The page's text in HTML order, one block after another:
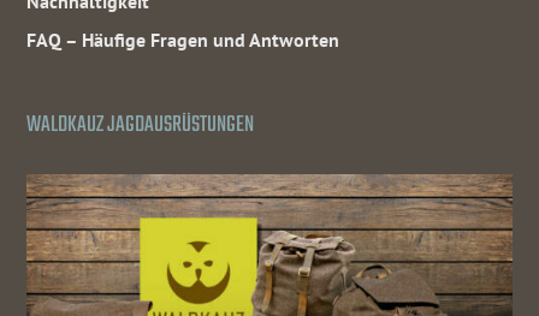
FAQ – Häufige Fragen und Antworten
WALDKAUZ JAGDAUSRÜSTUNGEN